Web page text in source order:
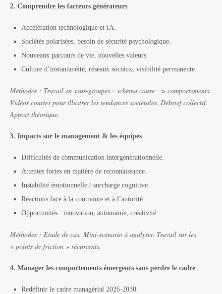
2. Comprendre les facteurs générateurs
Accélération technologique et IA.
Sociétés polarisées, besoin de sécurité psychologique.
Nouveaux parcours de vie, nouvelles valeurs.
Culture d’instantanéité, réseaux sociaux, visibilité permanente.
Méthodes : Travail en sous-groupes : schéma cause => comportements.
Vidéos courtes pour illustrer les tendances sociétales. Débrief collectif.
Apport théorique.
3. Impacts sur le management & les équipes
Difficultés de communication intergénérationnelle.
Attentes fortes en matière de reconnaissance.
Instabilité émotionnelle / surcharge cognitive.
Réactions face à la contrainte et à l’autorité.
Opportunités : innovation, autonomie, créativité.
Méthodes : Etude de cas. Mini-scénario à analyser. Travail sur les
« points de friction » récurrents.
4. Manager les comportements émergents sans perdre le cadre
Redéfinir le cadre managérial 2026-2030.